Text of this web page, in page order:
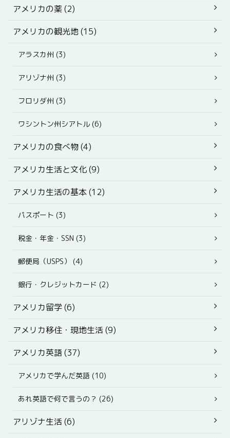
アメリカの薬 (2)
アメリカの観光地 (15)
アラスカ州 (3)
アリゾナ州 (3)
フロリダ州 (3)
ワシントン州シアトル (6)
アメリカの食べ物 (4)
アメリカ生活と文化 (9)
アメリカ生活の基本 (12)
パスポート (3)
税金・年金・SSN (3)
郵便局（USPS） (4)
銀行・クレジットカード (2)
アメリカ留学 (6)
アメリカ移住・現地生活 (9)
アメリカ英語 (37)
アメリカで学んだ英語 (10)
あれ英語で何で言うの？ (26)
アリゾナ生活 (6)